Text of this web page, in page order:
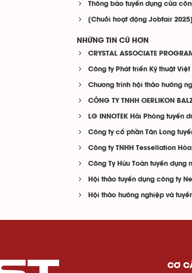
Thông báo tuyển dụng của
[Chuỗi hoạt động Jobfair 2025]
NHỮNG TIN CŨ HƠN
CRYSTAL ASSOCIATE
Công ty Phát triển Kỹ thuật
Chương trình hội thảo hướng
CÔNG TY TNHH OERLIKON
LG INNOTEK Hải Phòng tuyển
Công ty cổ phần Tân Long
Công ty TNHH Tessellation
Công Ty Hữu Toàn tuyển dụng
Hội thảo tuyển dụng công ty
Hội thảo hướng nghiệp và
CƠ